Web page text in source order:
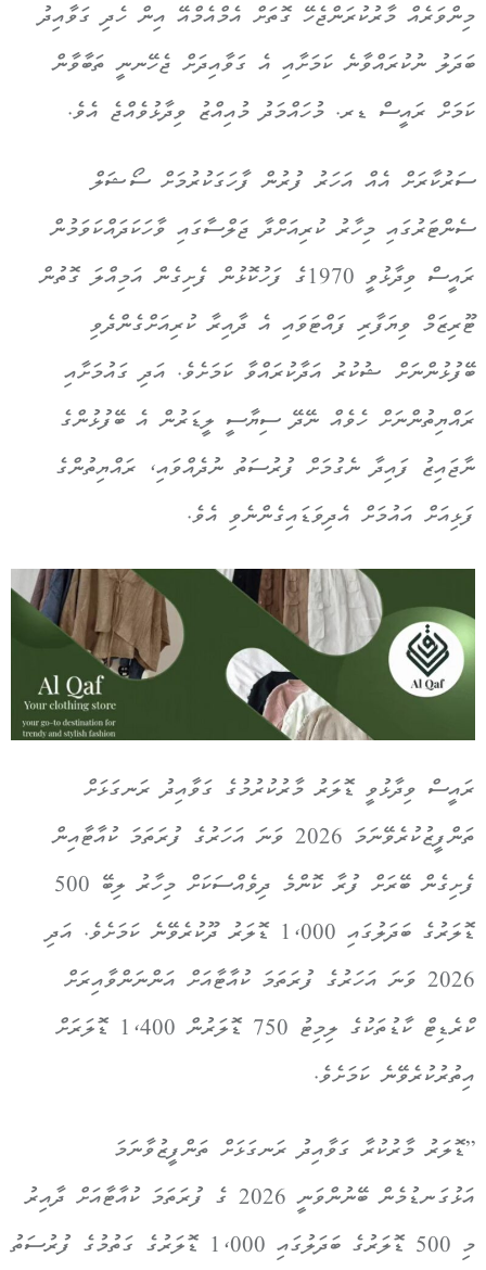
މިންވަރެއް މާރުކުރަންޖެހޭ ގޮތަށް އެމްއެމްއޭ އިން ހެދި ގަވާއިދު
ބަދަލު ނުކުރައްވާނެ ކަމަށާއި އެ ގަވާއިދަށް ޖެހޭނނީ ތަބާވާން
ކަމަށް ރައީސް ޑރ. މުހައްމަދު މުއިއްޒު ވިދާޅުވެއްޖެ އެވެ.
ސަރުކާރަށް އެއް އަހަރު ފުރުން ފާހަގަކުރުމަށް ސޯޝަލް
ސެންޓަރުގައި މިހާރު ކުރިއަށްދާ ޖަލްސާގައި ވާހަކަދައްކަވަމުން
ރައީސް ވިދާޅުވީ 1970ގެ ފަހުކޮޅުން ފެށިގެން އަމިއްލަ ގޮތުން
ޓޫރިޒަމް ވިޔަފާރި ފައްޓަވައި އެ ދާއިރާ ކުރިއަށްގެންދެވި
ބޭފުޅުންނަށް ޝުކުރު އަދާކުރައްވާ ކަމަށެވެ. އަދި ގައުމަށާއި
ރައްޔިތުންނަށް ހެވެއް ނޭދޭ ސިޔާސީ ލީޑަރުން އެ ބޭފުޅުންގެ
ނާޖައިޒު ފައިދާ ނެގުމަށް ފުރުސަތު ނުދެއްވައި، ރައްޔިތުންގެ
ފަޅިއަށް އައުމަށް އެދިވަޑައިގެންނެވި އެވެ.
ރައީސް ވިދާޅުވީ ޑޮލަރު މާރުކުރުމުގެ ގަވާއިދު ރަނގަޅަށް
ތަންފީޒުކުރެވޭނަމަ 2026 ވަނަ އަހަރުގެ ފުރަތަމަ ކުއާޓާއިން
ފެށިގެން ބޭރަށް ފުރާ ކޮންމެ ދިވެއްސަކަށް މިހާރު ލިބޭ 500
ޑޮލަރުގެ ބަދަލުގައި 1،000 ޑޮލަރު ދޫކުރެވޭނެ ކަމަށެވެ. އަދި
2026 ވަނަ އަހަރުގެ ފުރަތަމަ ކުއާޓާއަށް އަންނަންވާއިރަށް
ކްރެޑިޓް ކާޑުތަކުގެ ލިމިޓު 750 ޑޮލަރުން 1،400 ޑޮލަރަށް
އިތުރުކުރެވޭނެ ކަމަށެވެ.
”ޑޮލަރު މާރުކުރާ ގަވާއިދު ރަނގަޅަށް ތަންފީޒުވާނަމަ
އަޅުގަނޑުމެން ބޭނުންވަނީ 2026 ގެ ފުރަތަމަ ކުއާޓާއަށް ދާއިރު
މި 500 ޑޮލަރުގެ ބަދަލުގައި 1،000 ޑޮލަރުގެ ގަތުމުގެ ފުރުސަތު